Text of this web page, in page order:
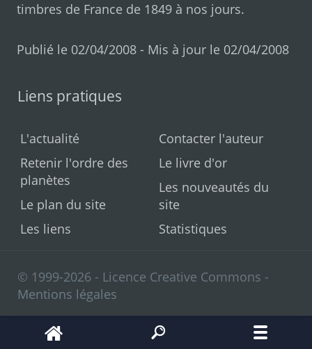
timbres de France de 1849 à nos jours.
Publié le 02/04/2008 - Mis à jour le 02/04/2008
Liens pratiques
L'actualité
Retenir l'ordre des
planètes
Le plan du site
Les liens
Contacter l'auteur
Le livre d'or
Les nouveautés du
site
Statistiques
© 1999-2026 - Licence Creative Commons -
Mentions légales